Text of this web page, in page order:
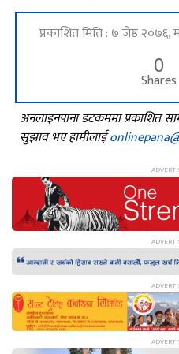
प्रकाशित मिति : ७ जेष्ठ
0
Shares
अनलाइनपाना डटकममा प्रकाशित
सुझाव भए हामीलाई